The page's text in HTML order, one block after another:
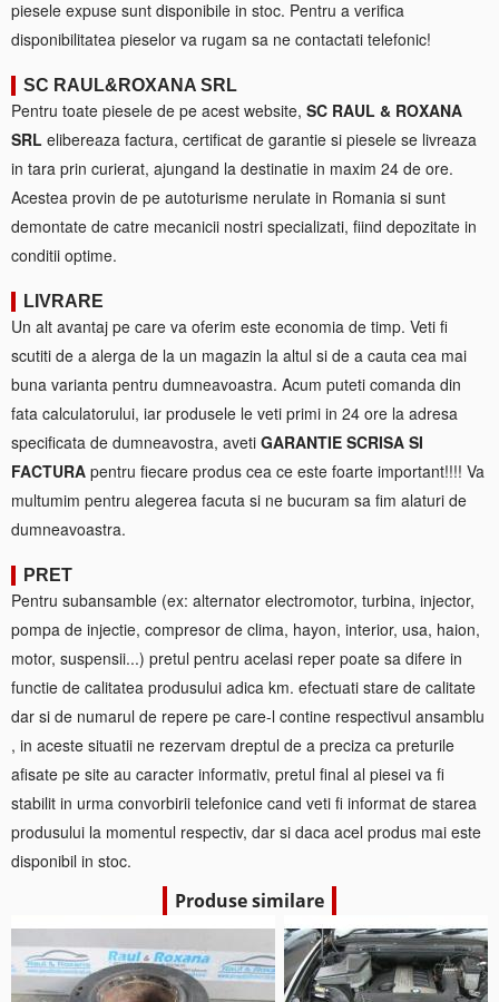
piesele expuse sunt disponibile in stoc. Pentru a verifica
disponibilitatea pieselor va rugam sa ne contactati telefonic!
SC RAUL&ROXANA SRL
Pentru toate piesele de pe acest website, SC RAUL & ROXANA
SRL elibereaza factura, certificat de garantie si piesele se livreaza
in tara prin curierat, ajungand la destinatie in maxim 24 de ore.
Acestea provin de pe autoturisme nerulate in Romania si sunt
demontate de catre mecanicii nostri specializati, fiind depozitate in
conditii optime.
LIVRARE
Un alt avantaj pe care va oferim este economia de timp. Veti fi
scutiti de a alerga de la un magazin la altul si de a cauta cea mai
buna varianta pentru dumneavoastra. Acum puteti comanda din
fata calculatorului, iar produsele le veti primi in 24 ore la adresa
specificata de dumneavostra, aveti GARANTIE SCRISA SI
FACTURA pentru fiecare produs cea ce este foarte important!!!! Va
multumim pentru alegerea facuta si ne bucuram sa fim alaturi de
dumneavoastra.
PRET
Pentru subansamble (ex: alternator electromotor, turbina, injector,
pompa de injectie, compresor de clima, hayon, interior, usa, haion,
motor, suspensii...) pretul pentru acelasi reper poate sa difere in
functie de calitatea produsului adica km. efectuati stare de calitate
dar si de numarul de repere pe care-l contine respectivul ansamblu
, in aceste situatii ne rezervam dreptul de a preciza ca preturile
afisate pe site au caracter informativ, pretul final al piesei va fi
stabilit in urma convorbirii telefonice cand veti fi informat de starea
produsului la momentul respectiv, dar si daca acel produs mai este
disponibil in stoc.
Produse similare